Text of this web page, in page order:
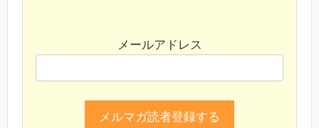
メールアドレス